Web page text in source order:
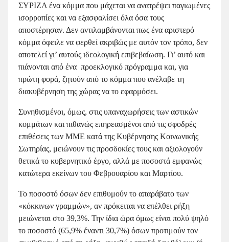
ΣΥΡΙΖΑ ένα κόμμα που μάχεται να ανατρέψει παγιωμένες
ισορροπίες και να εξασφαλίσει όλα όσα τους
αποστέρησαν. Δεν αντιλαμβάνονται πως ένα αριστερό
κόμμα όφειλε να φερθεί ακριβώς με αυτόν τον τρόπο, δεν
αποτελεί γι’ αυτούς ιδεολογική επιβεβαίωση. Γι’ αυτό και
πιάνονται από ένα προεκλογικό πρόγραμμα και, για
πρώτη φορά, ζητούν από το κόμμα που ανέλαβε τη
διακυβέρνηση της χώρας να το εφαρμόσει.
Συνηθισμένοι, όμως, στις υπαναχωρήσεις των αστικών
κομμάτων και πιθανώς επηρεασμένοι από τις σφοδρές
επιθέσεις των ΜΜΕ κατά της Κυβέρνησης Κοινωνικής
Σωτηρίας, μειώνουν τις προσδοκίες τους και αξιολογούν
θετικά το κυβερνητικό έργο, αλλά με ποσοστά εμφανώς
κατώτερα εκείνων του Φεβρουαρίου και Μαρτίου.
Το ποσοστό όσων δεν επιθυμούν το απαράβατο των
«κόκκινων γραμμών», αν πρόκειται να επέλθει ρήξη
μειώνεται στο 39,3%. Την ίδια ώρα όμως είναι πολύ ψηλό
το ποσοστό (65,9% έναντι 30,7%) όσων προτιμούν τον